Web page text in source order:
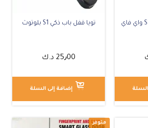
تويا قفل باب ذكي S1 بلوتوث
25٫00 د.ك
إضافة إلى السلة